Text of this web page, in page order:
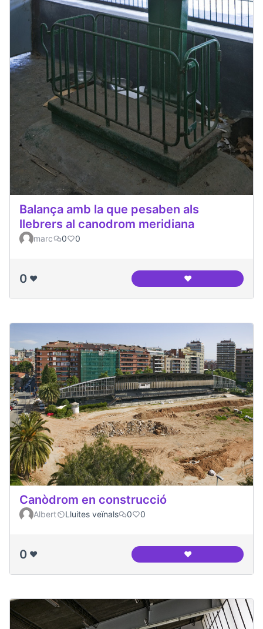
Balança amb la que pesaben als
llebrers al canodrom meridiana
marc 0 0
0 ❤️ ❤️Balança amb la
Canòdrom en construcció
Albert Lluites veïnals 0 0
0 ❤️ ❤️Canòdrom en